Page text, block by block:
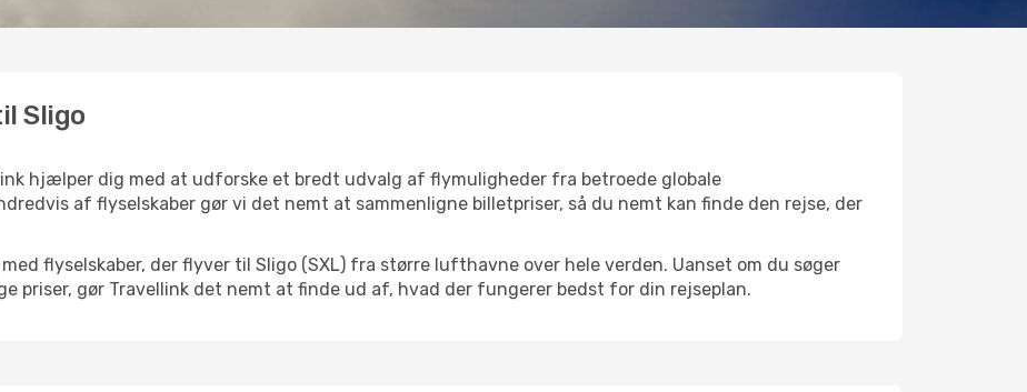
Sligo
hjælper dig med at udforske et bredt udvalg af flymuligheder fra betroede globale
af flyselskaber gør vi det nemt at sammenligne billetpriser, så du nemt kan finde den rejse, der
flyselskaber, der flyver til Sligo (SXL) fra større lufthavne over hele verden. Uanset om du søger
priser, gør Travellink det nemt at finde ud af, hvad der fungerer bedst for din rejseplan.